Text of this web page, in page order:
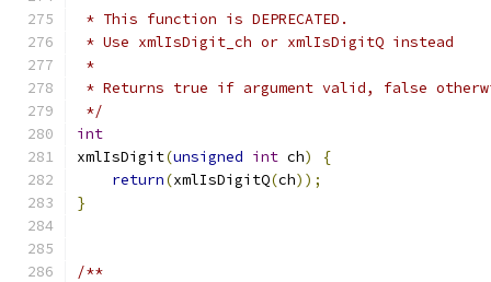
* This function is DEPRECATED.
* Use xmlIsDigit_ch or xmlIsDigitQ instead
*
* Returns true if argument valid, false
*/
int
xmlIsDigit(unsigned int ch)
{
return(xmlIsDigitQ(ch));
}
/**